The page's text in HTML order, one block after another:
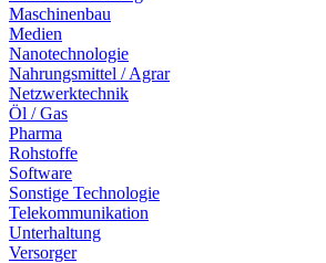
Maschinenbau
Medien
Nanotechnologie
Nahrungsmittel / Agrar
Netzwerktechnik
Öl / Gas
Pharma
Rohstoffe
Software
Sonstige Technologie
Telekommunikation
Unterhaltung
Versorger